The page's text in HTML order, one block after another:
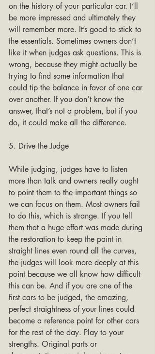
on the history of your particular car. I’ll
be more impressed and ultimately they
will remember more. It’s good to stick to
the essentials. Sometimes owners don’t
like it when judges ask questions. This is
wrong, because they might actually be
trying to find some information that
could tip the balance in favor of one car
over another. If you don’t know the
answer, that’s not a problem, but if you
do, it could make all the difference.
5. Drive the Judge
While judging, judges have to listen
more than talk and owners really ought
to point them to the important things so
we can focus on them. Most owners fail
to do this, which is strange. If you tell
them that a huge effort was made during
the restoration to keep the paint in
straight lines even round all the curves,
the judges will look more deeply at this
point because we all know how difficult
this can be. And if you are one of the
first cars to be judged, the amazing,
perfect straightness of your lines could
become a reference point for other cars
for the rest of the day. Play to your
strengths. Original parts or